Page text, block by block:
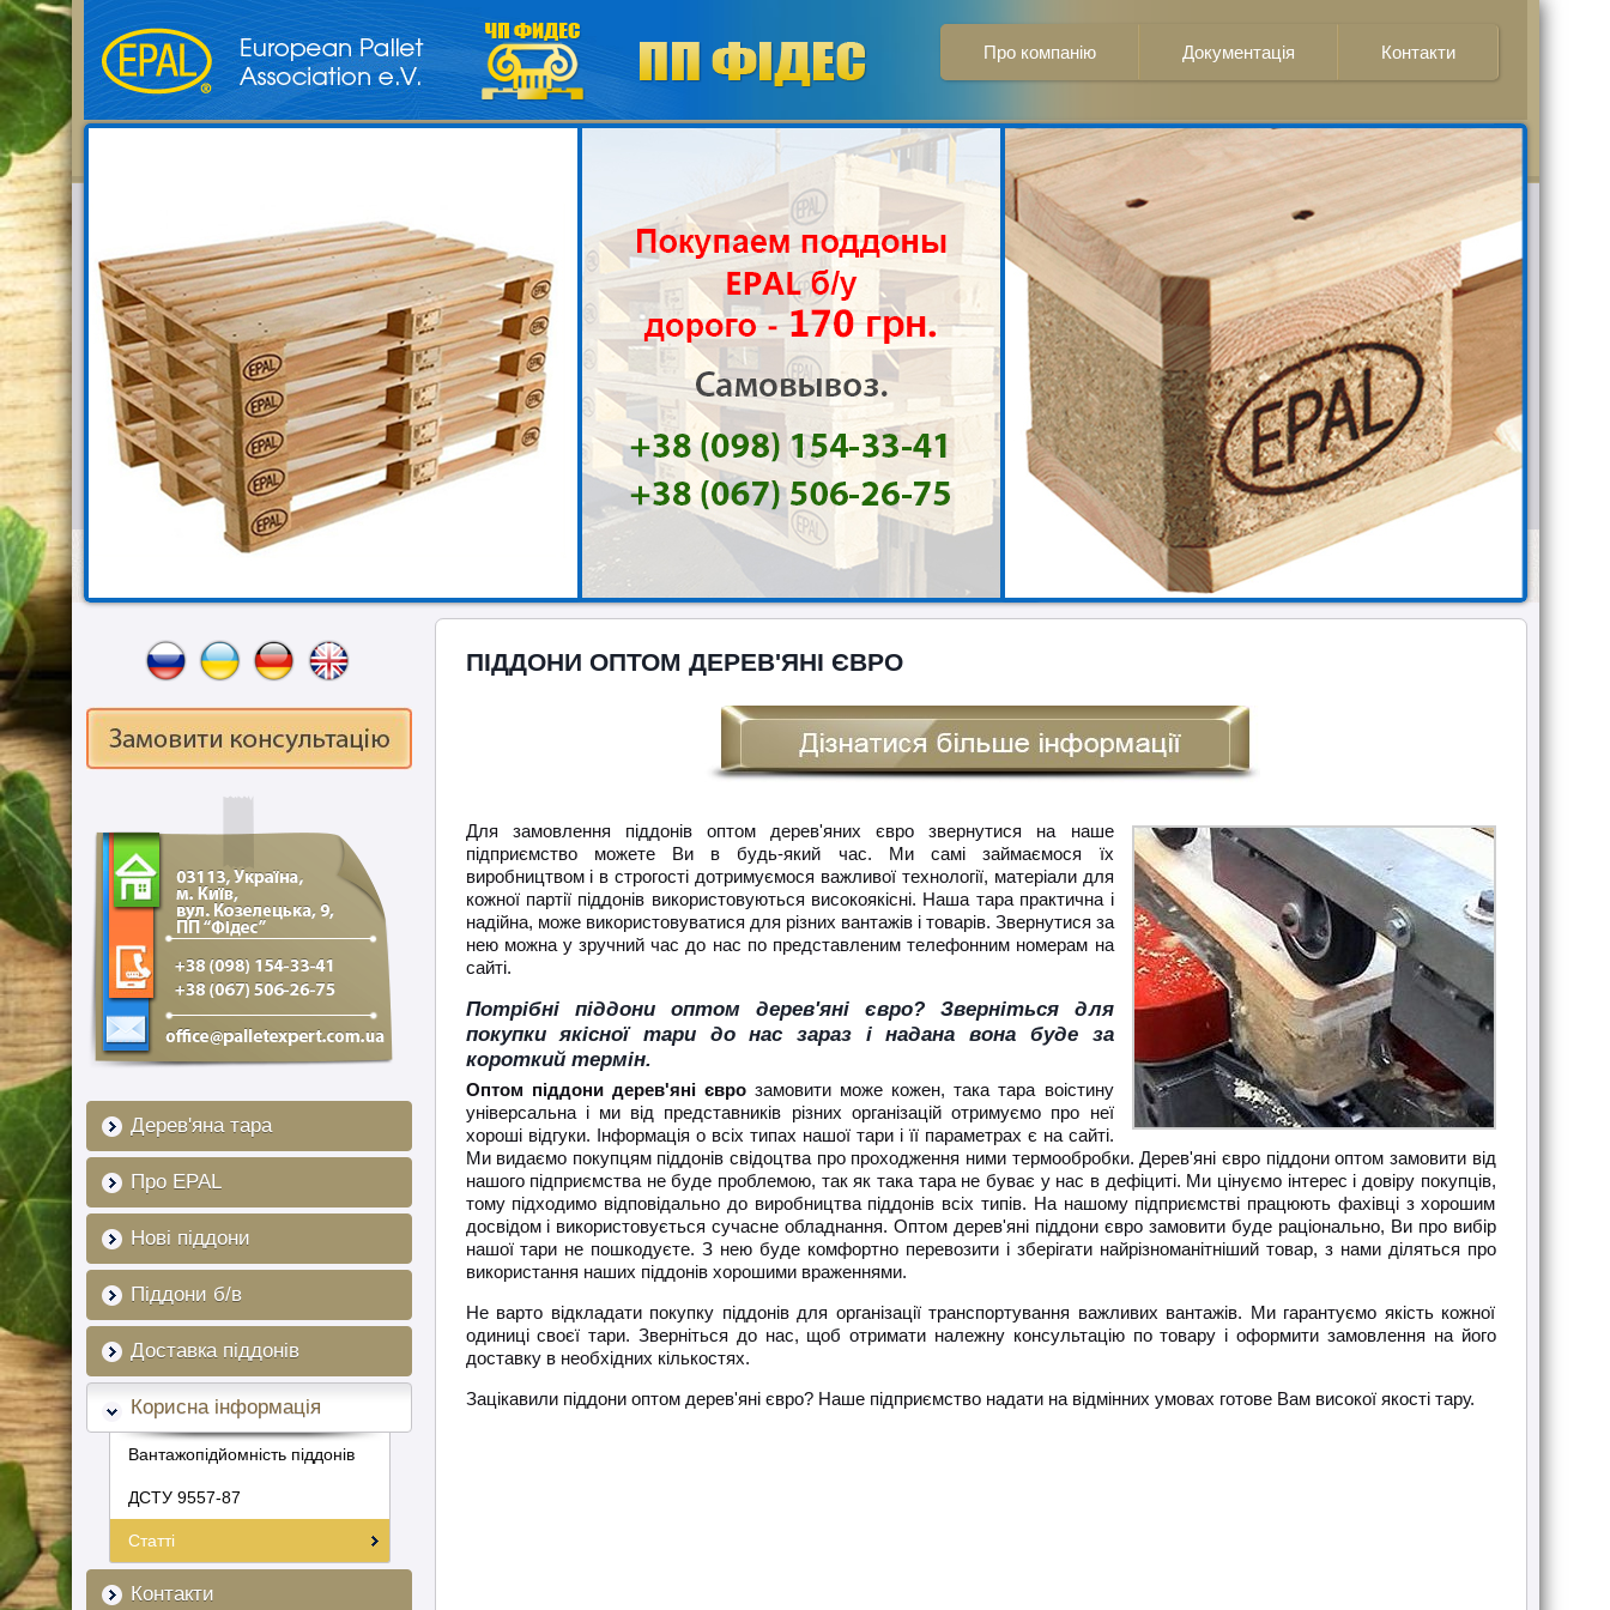
Про компанію Документація Контакти
Дерев'яна тара
Про EPAL
Нові піддони
Піддони б/в
Доставка піддонів
Корисна інформація
Вантажопідйомність піддонів
ДСТУ 9557-87
Статті
Контакти
ПІДДОНИ ОПТОМ ДЕРЕВ'ЯНІ ЄВРО
Для замовлення піддонів оптом дерев'яних євро звернутися на наше
підприємство можете Ви в будь-який час. Ми самі займаємося їх
виробництвом і в строгості дотримуємося важливої ​​технології, матеріали для
кожної партії піддонів використовуються високоякісні. Наша тара практична і
надійна, може використовуватися для різних вантажів і товарів. Звернутися за
нею можна у зручний час до нас по представленим телефонним номерам на
сайті.
Потрібні піддони оптом дерев'яні євро? Зверніться для
покупки якісної тари до нас зараз і надана вона буде за
короткий термін.
Оптом піддони дерев'яні єврозамовити може кожен, така тара воістину
універсальна і ми від представників різних організацій отримуємо про неї
хороші відгуки. Інформація о всіх типах нашої тари і її параметрах є на сайті.
Ми видаємо покупцям піддонів свідоцтва про проходження ними термообробки. Дерев'яні євро піддони оптом замовити від
нашого підприємства не буде проблемою, так як така тара не буває у нас в дефіциті. Ми цінуємо інтерес і довіру покупців,
тому підходимо відповідально до виробництва піддонів всіх типів. На нашому підприємстві працюють фахівці з хорошим
досвідом і використовується сучасне обладнання. Оптом дерев'яні піддони євро замовити буде раціонально, Ви про вибір
нашої тари не пошкодуєте. З нею буде комфортно перевозити і зберігати найрізноманітніший товар, з нами діляться про
використання наших піддонів хорошими враженнями.
Не варто відкладати покупку піддонів для організації транспортування важливих вантажів. Ми гарантуємо якість кожної
одиниці своєї тари. Зверніться до нас, щоб отримати належну консультацію по товару і оформити замовлення на його
доставку в необхідних кількостях.
Зацікавили піддони оптом дерев'яні євро? Наше підприємство надати на відмінних умовах готове Вам високої якості тару.